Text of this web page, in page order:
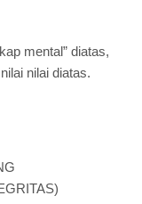
mental” diatas,
nilai diatas.